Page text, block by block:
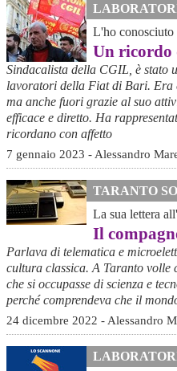
L'ho conosciuto
Un ricordo
Sindacalista della CGIL, è stato
lavoratori della Fiat di Bari. Era
ma anche fuori grazie al suo
efficace e diretto. Ha
ricordano con affetto
7 gennaio 2023 - Alessandro
TARANTO
La sua lettera
Il
Parlava di telematica e
cultura classica. A Taranto volle
che si occupasse di scienza e
perché comprendeva che il
24 dicembre 2022 - Alessandro